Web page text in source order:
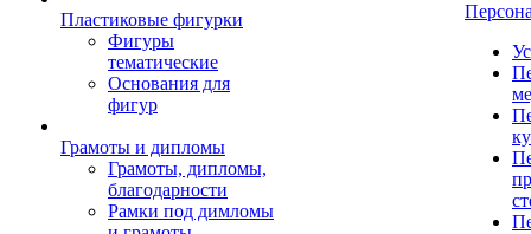
Пластиковые фигурки
Фигуры
тематические
Основания для
фигур
Грамоты и дипломы
Грамоты, дипломы,
благодарности
Рамки под димломы